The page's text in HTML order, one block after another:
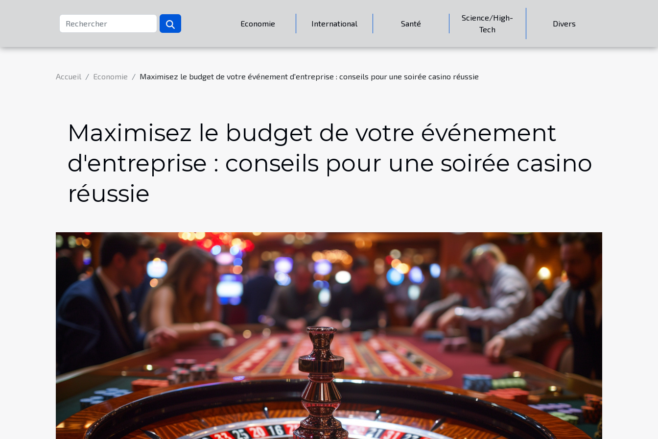
Economie International Santé
Science/High-
Tech
Divers
Accueil Economie Maximisez le budget de votre événement d'entreprise : conseils pour une soirée casino réussie
Maximisez le budget de votre événement
d'entreprise : conseils pour une soirée casino
réussie